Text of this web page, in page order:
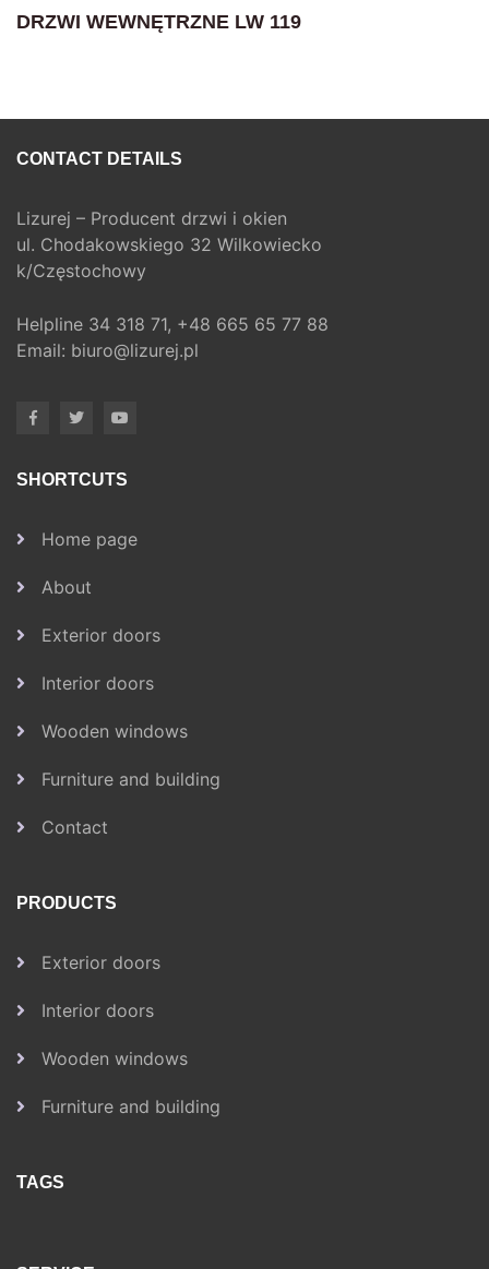
DRZWI WEWNĘTRZNE LW 119
CONTACT DETAILS
Lizurej – Producent drzwi i okien
ul. Chodakowskiego 32 Wilkowiecko
k/Częstochowy
Helpline 34 318 71, +48 665 65 77 88
Email: biuro@lizurej.pl
SHORTCUTS
Home page
About
Exterior doors
Interior doors
Wooden windows
Furniture and building
Contact
PRODUCTS
Exterior doors
Interior doors
Wooden windows
Furniture and building
TAGS